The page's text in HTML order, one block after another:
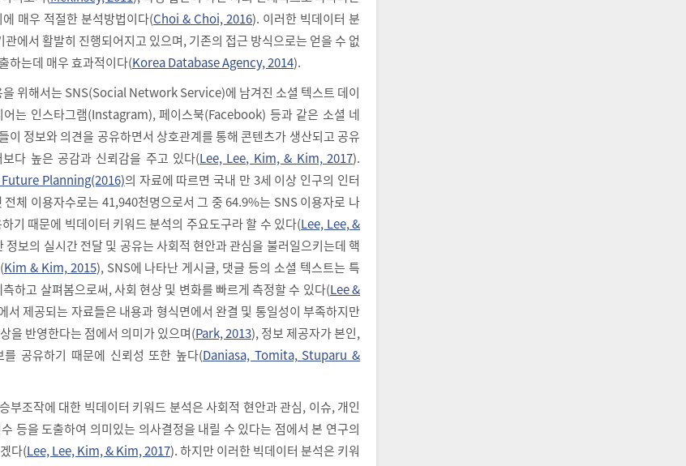
매우 적절한 분석방법이다(Choi & Choi, 2016). 이러한 빅데이터 분
에서 활발히 진행되어지고 있으며, 기존의 접근 방식으로는 얻을 수 없
하는데 매우 효과적이다(Korea Database Agency, 2014).
을 위해서는 SNS(Social Network Service)에 남겨진 소셜 텍스트 데이
어는 인스타그램(Instagram), 페이스북(Facebook) 등과 같은 소셜 네
이 정보와 의견을 공유하면서 상호관계를 통해 콘텐츠가 생산되고 공유
다 높은 공감과 신뢰감을 주고 있다(Lee, Lee, Kim, & Kim, 2017).
Planning(2016)의 자료에 따르면 국내 만 3세 이상 인구의 인터
체 이용자수로는 41,940천명으로서 그 중 64.9%는 SNS 이용자로 나
기 때문에 빅데이터 키워드 분석의 주요도구라 할 수 있다(Lee, Lee, &
정보의 실시간 전달 및 공유는 사회적 현안과 관심을 불러일으키는데 핵
Kim & Kim, 2015), SNS에 나타난 게시글, 댓글 등의 소셜 텍스트는 특
하고 살펴봄으로써, 사회 현상 및 변화를 빠르게 측정할 수 있다(Lee &
서 제공되는 자료들은 내용과 형식면에서 완결 및 통일성이 부족하지만
을 반영한다는 점에서 의미가 있으며(Park, 2013), 정보 제공자가 본인,
공유하기 때문에 신뢰성 또한 높다(Daniasa, Tomita, Stuparu &
부조작에 대한 빅데이터 키워드 분석은 사회적 현안과 관심, 이슈, 개인
등을 도출하여 의미있는 의사결정을 내릴 수 있다는 점에서 본 연구의
다(Lee, Lee, Kim, & Kim, 2017). 하지만 이러한 빅데이터 분석은 키워